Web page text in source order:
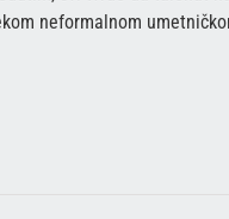
neformalnom